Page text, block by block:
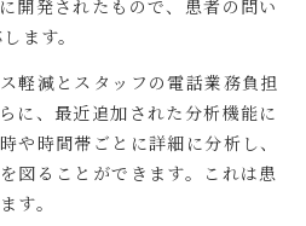
開発されたもので、患者の問い
ます。
軽減とスタッフの電話業務負担
に、最近追加された分析機能に
や時間帯ごとに詳細に分析し、
図ることができます。これは患
す。